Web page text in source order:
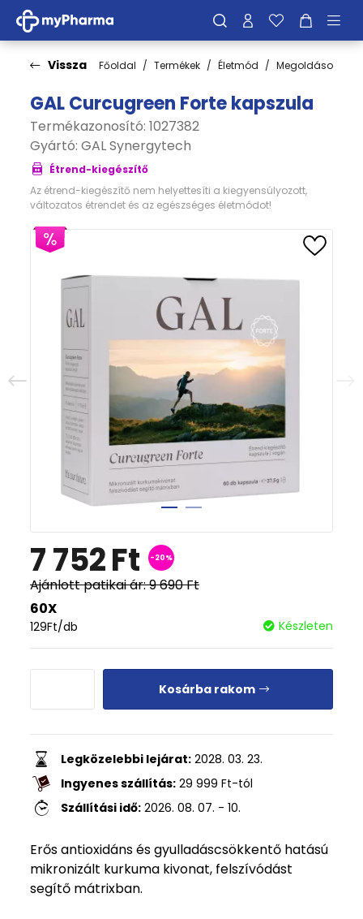
Vissza Főoldal Termékek Életmód Megoldások
GAL Curcugreen Forte kapszula
Termékazonosító: 1027382
Gyártó: GAL Synergytech
Étrend-kiegészítő
Az étrend-kiegészítő nem helyettesíti a kiegyensúlyozott,
változatos étrendet és az egészséges életmódot!
7 752Ft -20%
Ajánlott patikai ár:9 690Ft
60X
129Ft/db Készleten
Kosárba rakom
Legközelebbi lejárat: 2028. 03. 23.
Ingyenes szállítás: 29 999 Ft-tól
Szállítási idő: 2026. 08. 07. - 10.
Erős antioxidáns és gyulladáscsökkentő hatású
mikronizált kurkuma kivonat, felszívódást
segítő mátrixban.